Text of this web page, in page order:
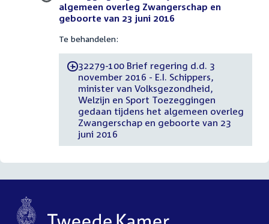
algemeen overleg Zwangerschap en
geboorte van 23 juni 2016
Te behandelen:
-32279-100 Brief regering d.d. 3
november 2016 - E.I. Schippers,
minister van Volksgezondheid,
Welzijn en Sport Toezeggingen
gedaan tijdens het algemeen overleg
Zwangerschap en geboorte van 23
juni 2016